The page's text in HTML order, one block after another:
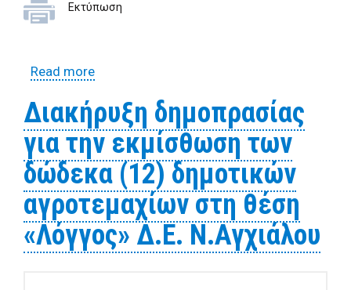
Εκτύπωση
Read moreabout Διακήρυξη εκμίσθωσης του
που βρίσκεται στο Βόλο επί της
παραλιακής οδού Αργοναυτών
Διακήρυξη δημοπρασίας
για την εκμίσθωση των
δώδεκα (12) δημοτικών
αγροτεμαχίων στη θέση
«Λόγγος» Δ.Ε. Ν.Αγχιάλου